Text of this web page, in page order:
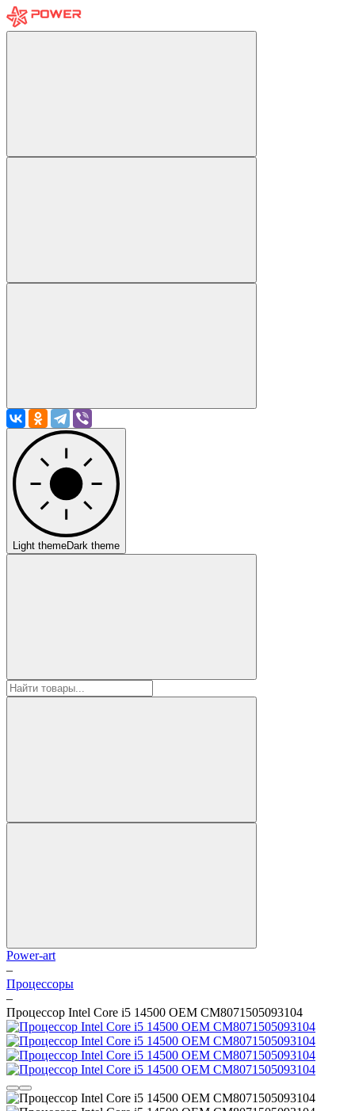
Light themeDark theme
Power-art
–
Процессоры
–
Процессор Intel Core i5 14500 OEM CM8071505093104